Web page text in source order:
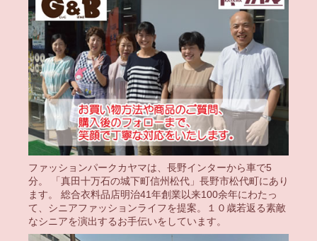
ファッションパークカヤマは、長野インターから車で5
分。 「真田十万石の城下町信州松代」長野市松代町にあり
ます。 総合衣料品店明治41年創業以来100余年にわたっ
て、シニアファッションライフを提案。１０歳若返る素敵
なシニアを演出するお手伝いをしています。